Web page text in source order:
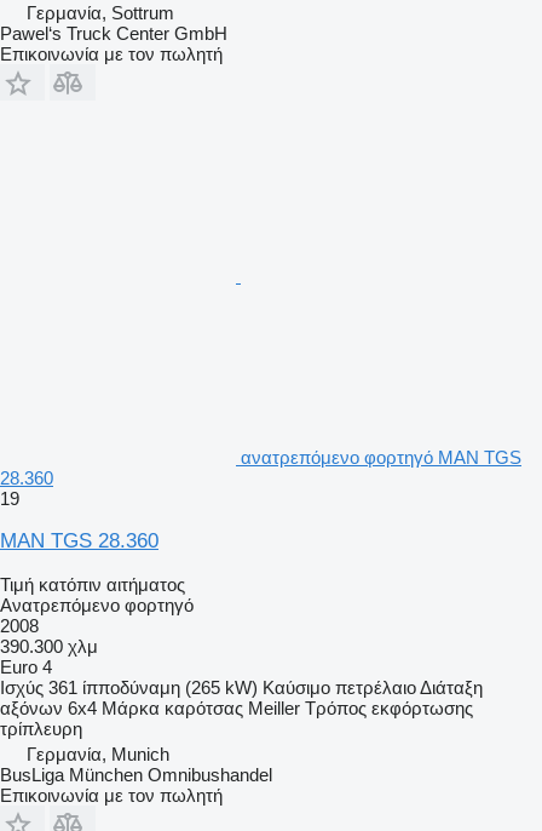
Γερμανία, Sottrum
Pawel‘s Truck Center GmbH
Επικοινωνία με τον πωλητή
ανατρεπόμενο φορτηγό MAN TGS
28.360
19
MAN TGS 28.360
Τιμή κατόπιν αιτήματος
Ανατρεπόμενο φορτηγό
2008
390.300 χλμ
Euro 4
Ισχύς 361 ίπποδύναμη (265 kW) Καύσιμο πετρέλαιοΔιάταξη
αξόνων 6x4 Μάρκα καρότσας Meiller Τρόπος εκφόρτωσης
τρίπλευρη
Γερμανία, Munich
BusLiga München Omnibushandel
Επικοινωνία με τον πωλητή